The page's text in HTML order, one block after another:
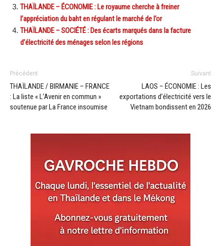
THAÏLANDE – ÉCONOMIE : Le royaume cherche à freiner
l’appréciation du baht en régulant le marché de l’or
THAÏLANDE – SOCIÉTÉ : Des écarts marqués dans la facture
d’électricité des ménages selon les régions
Précédent
THAÏLANDE / BIRMANIE – FRANCE
: La liste « L’Avenir en commun »
soutenue par La France insoumise
Suivant
LAOS – ÉCONOMIE : Les
exportations d’électricité vers le
Vietnam bondissent en 2026